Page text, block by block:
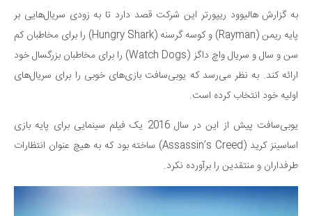
فرهنگ و هنر
سینما و تئاتر
تلویزیون
موسیقی
عکاسی و هنرهای تجسمی
کتاب و کتاب‌خوانی
تاریخ
معماری
به گزارش‌ هالیوود ریپورتر این شرکت قصد دارد تا به زودی سریال‌هایی بر
پایه ریمن (Rayman) و کوسه گرسنه (Hungry Shark) را برای مخاطبان کم
سن و سال و سریال واچ داگز (Watch Dogs) را برای مخاطبان بزرگسال خود
ارائه کند. به نظر می‌رسد که یوبی‌سافت بازی‌های خوبی را برای سریال‌های
اولیه خود انتخاب کرده است.
یوبی‌سافت پیش از این در سال 2016 یک فیلم سینمایی برای پایه بازی
اساسینز کرید (Assassin’s Creed) ساخته بود که به هیچ عنوان انتظارات
طرفداران و منتقدین را برآورده نکرد.